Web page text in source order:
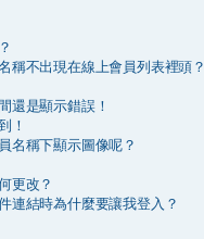
稱不出現在線上會員列表裡頭？
還是顯示錯誤！
！
名稱下顯示圖像呢？
更改？
連結時為什麼要讓我登入？